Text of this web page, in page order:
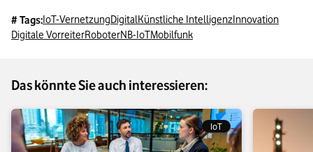
# Tags:IoT-VernetzungDigitalKünstliche IntelligenzInnovation
Digitale VorreiterRoboterNB-IoTMobilfunk
Das könnte Sie auch interessieren:
IoT